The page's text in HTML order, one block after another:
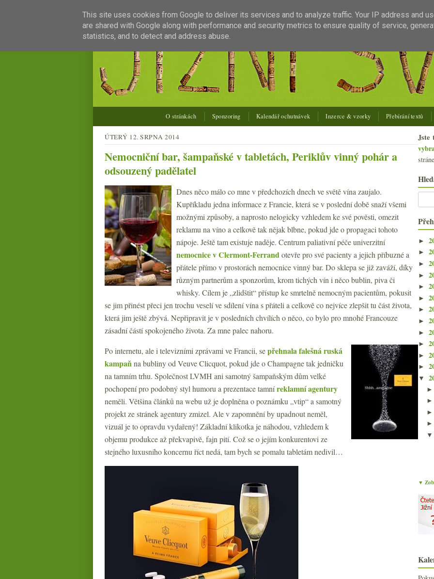
O stránkách Sponzoring Kalendář ochutnávek Inzerce & vzorky Přebírání textů
ÚTERÝ 12. SRPNA 2014
Nemocniční bar, šampaňské v tabletách, Periklův vinný pohár a
odsouzený padělatel
Dnes něco málo co mne v předchozích dnech ve světě vína zaujalo.
Kupříkladu jedna informace z Francie, která se v poslední době snaží všemi
možnými způsoby, a naprosto nelogicky vzhledem ke své pověsti, omezit
reklamu na víno a celkově tak nějak blbne, pokud jde o propagaci tohoto
nápoje. Ještě tam existuje naděje. Centrum paliativní péče univerzitní
nemocnice v Clermont-Ferrandotevře pro své pacienty a jejich příbuzné a
přátele přímo v prostorách nemocnice vinný bar. Do sklepa se již zaváží, díky
různým partnerům a sponzorům, krom tichých vín i něco bublin, piva či
whisky. Cílem je „zlidštit“ přístup ke smrtelně nemocným pacientům, pokusit
se jim přinést přeci jen trochu veselí ve sdílení vína s přáteli a celkově co nejvíce zlepšit tu část života,
která jim ještě zbývá. Nepřipravit je v posledních chvílích o něco, co bylo pro mnohé Francouze
zásadní částí spokojeného života. Za mne palec nahoru.
Po internetu, ale i televizními zprávami ve Francii, sepřehnala falešná ruská
kampaňna bubliny od Veuve Clicquot, pokud jde o Champagne tak jedničku
na tamním trhu. Společnost LVMH ani samotný šampaňským dům velké
pochopení pro podobný styl humoru a prezentace tamníreklamní agentury
neměli. Většina článků na webu už je doplněna o poznámku „vtip“ a samotný
projekt ze stránek agentury zmizel. Ale v zapomnění by upadnout neměl,
vizuál je to opravdu vydařený! Základní klikotka je náhodou, vzhledem k
objemu produkce až překvapivě, fajn pití. Což se o jejím konkurentovi ze
stejného luxusního koncernu říct nedá, tam bych se pomalu tabletám nedivil…
Jste
►
►
►
►
►
►
►
►
►
►
►
►
▼
▼
This site uses cookies from Google to deliver its services and to analyze traffic. Your IP address and
are shared with Google along with performance and security metrics to ensure quality of service,
statistics, and to detect and address abuse.